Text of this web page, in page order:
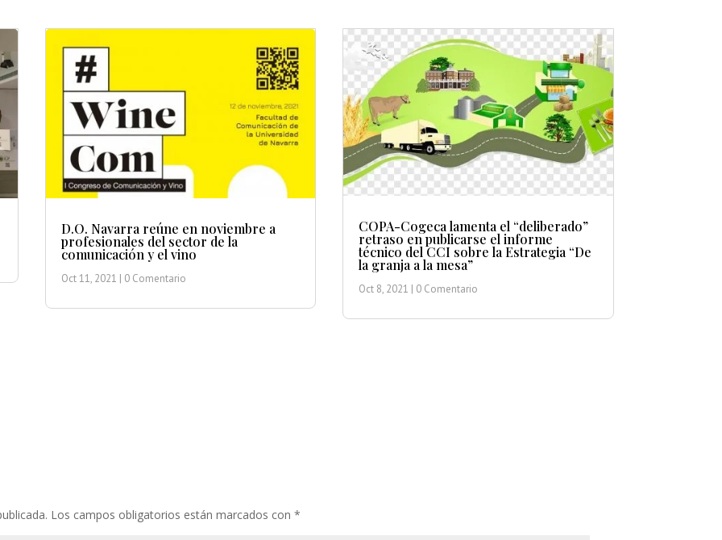
D.O. Navarra reúne en noviembre a
profesionales del sector de la
comunicación y el vino
Oct 11, 2021 | 0 Comentario
COPA-Cogeca lamenta el “deliberado”
retraso en publicarse el informe
técnico del CCI sobre la Estrategia “De
la granja a la mesa”
Oct 8, 2021 | 0 Comentario
Los campos obligatorios están marcados con*